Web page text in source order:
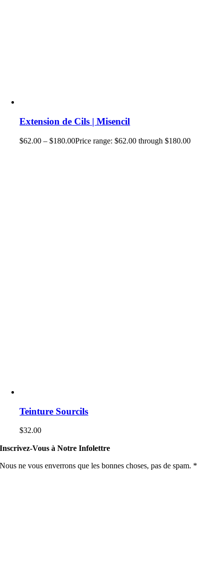
Extension de Cils | Misencil
$62.00 – $180.00Price range: $62.00 through $180.00
Teinture Sourcils
$32.00
Inscrivez-Vous à Notre Infolettre
Nous ne vous enverrons que les bonnes choses, pas de spam. *